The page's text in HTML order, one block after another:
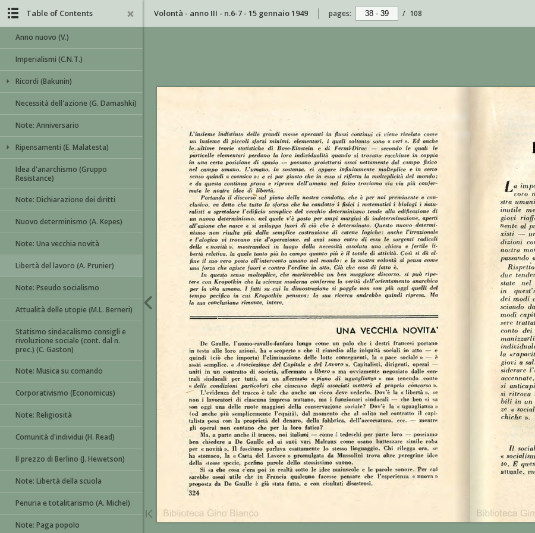
Volontà - anno III - n.6-7 - 15 gennaio 1949 pages: / 108
Table of Contents
Anno nuovo (V.)
Imperialismi (C.N.T.)
Ricordi (Bakunin)
Necessità dell'azione (G. Damashki)
Note: Anniversario
Ripensamenti (E. Malatesta)
Idea d'anarchismo (Gruppo
Resistance)
Note: Dichiarazione dei diritti
Nuovo determinismo (A. Kepes)
Note: Una vecchia novità
Libertà del lavoro (A. Prunier)
Note: Pseudo socialismo
Attualità delle utopie (M.L. Berneri)
Statismo sindacalismo consigli e
rivoluzione sociale (cont. dal n.
prec.) (C. Gaston)
Note: Musica su comando
Corporativismo (Economicus)
Note: Religiosità
Comunità d'individui (H. Read)
Il prezzo di Berlino (J. Hewetson)
Note: Libertà della scuola
Penuria e totalitarismo (A. Michel)
Note: Paga popolo